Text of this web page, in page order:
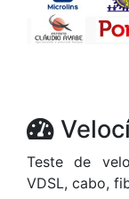
Teste de
VDSL, cabo,